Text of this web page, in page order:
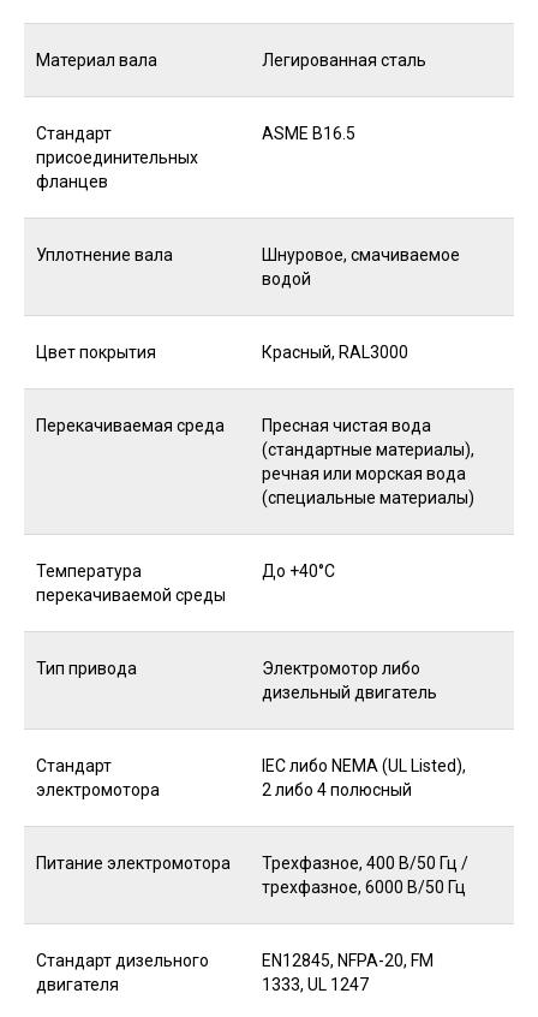
Материал вала Легированная сталь
Стандарт
присоединительных
фланцев
ASME B16.5
Уплотнение вала
Шнуровое, смачиваемое
водой
Цвет покрытия Красный, RAL3000
Перекачиваемая среда
Пресная чистая вода
(стандартные материалы),
речная или морская вода
(специальные материалы)
Температура
перекачиваемой среды
До +40°C
Тип привода
Электромотор либо
дизельный двигатель
Стандарт
электромотора
IEC либо NEMA (UL Listed),
2 либо 4 полюсный
Питание электромотора
Трехфазное, 400 В/50 Гц /
трехфазное, 6000 В/50 Гц
Стандарт дизельного
двигателя
EN12845, NFPA-20, FM
1333, UL 1247